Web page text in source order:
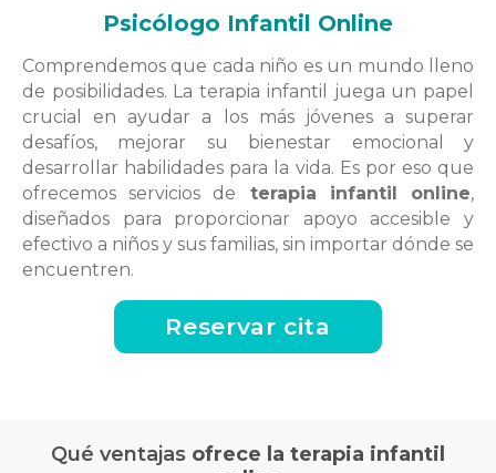
Psicólogo Infantil Online
Comprendemos que cada niño es un mundo lleno
de posibilidades. La terapia infantil juega un papel
crucial en ayudar a los más jóvenes a superar
desafíos, mejorar su bienestar emocional y
desarrollar habilidades para la vida. Es por eso que
ofrecemos servicios de terapia infantil online,
diseñados para proporcionar apoyo accesible y
efectivo a niños y sus familias, sin importar dónde se
encuentren.
Reservar cita
Qué ventajas ofrece la terapia infantil